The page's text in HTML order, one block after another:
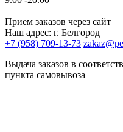
Прием заказов через сайт
Наш адрес: г. Белгород
+7 (958) 709-13-73
Выдача заказов в
пункта самовывоза